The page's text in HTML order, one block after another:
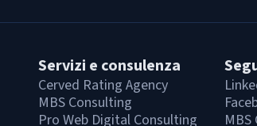
Servizi e consulenza
Cerved Rating Agency
MBS Consulting
Pro Web Digital Consulting